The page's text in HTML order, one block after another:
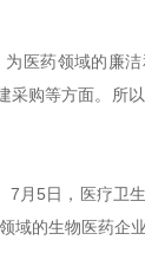
医药领域的廉
购等方面。所
7月5日，医疗卫
域的生物医药企